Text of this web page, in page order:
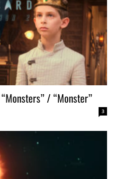
/ “Monster”
3